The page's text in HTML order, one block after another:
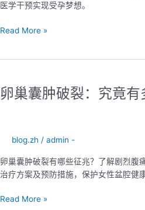
医学干预实现受孕梦想。
Read More »
卵巢囊肿破裂：究竟有
blog.zh / admin -
卵巢囊肿破裂有哪些征兆？了解剧烈腹
治疗方案及预防措施，保护女性盆腔健康
囊
竟
有
多
危
Read More »